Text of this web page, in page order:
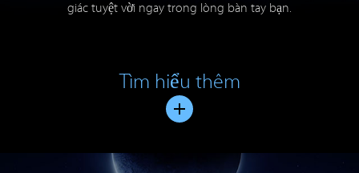
giác tuyệt vời ngay trong lòng bàn tay bạn.
Tìm hiểu thêm